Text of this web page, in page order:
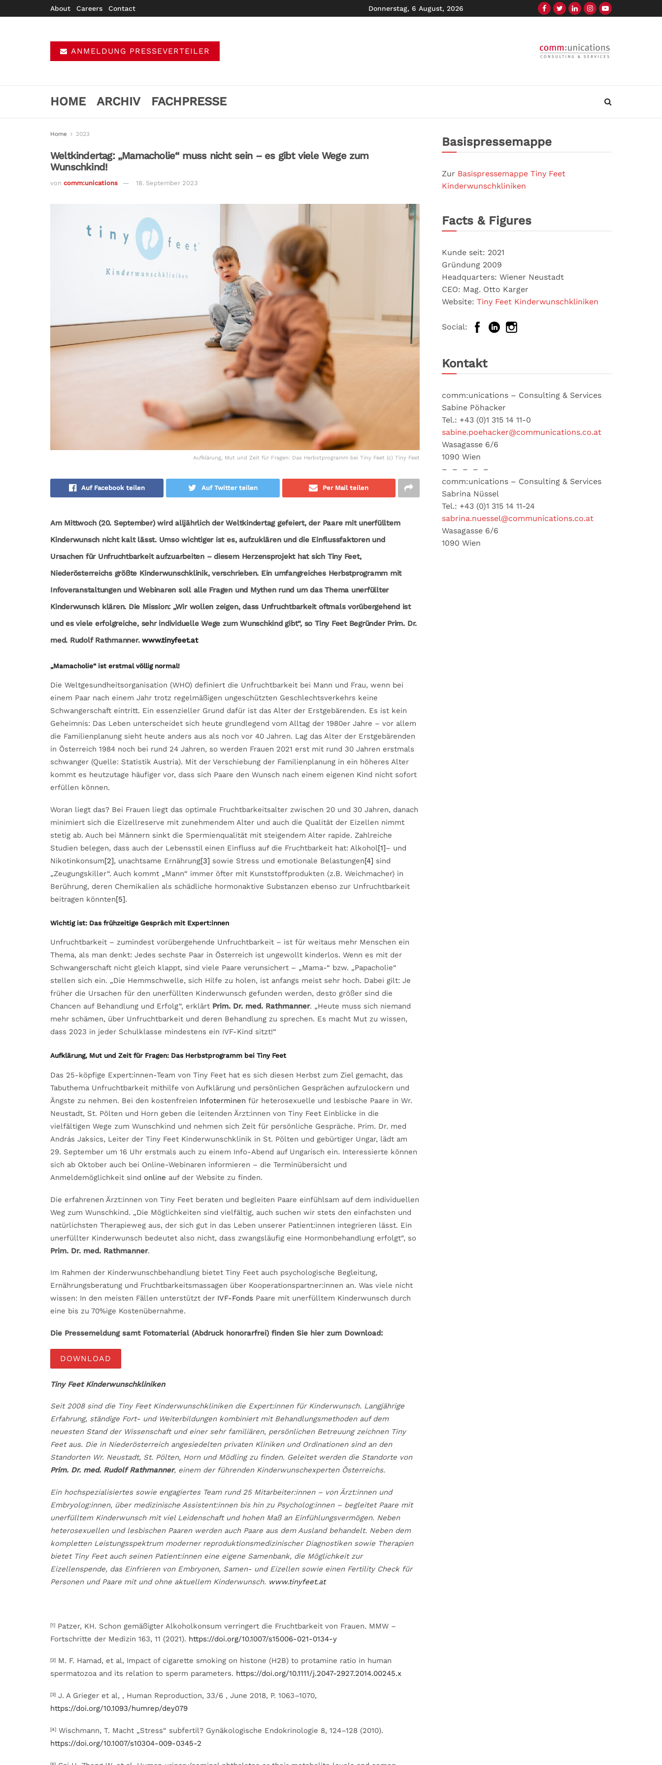
About Careers Contact Donnerstag, 6 August, 2026
ANMELDUNG PRESSEVERTEILER
HOME ARCHIV FACHPRESSE
Home 2023
Weltkindertag: „Mamacholie“ muss nicht sein – es gibt viele Wege zum
Wunschkind!
von comm:unications 18. September 2023
Aufklärung, Mut und Zeit für Fragen: Das Herbstprogramm bei Tiny Feet (c) Tiny Feet
Auf Facebook teilen Auf Twitter teilen Per Mail teilen
Am Mittwoch (20. September) wird alljährlich der Weltkindertag gefeiert, der Paare mit unerfülltem
Kinderwunsch nicht kalt lässt. Umso wichtiger ist es, aufzuklären und die Einflussfaktoren und
Ursachen für Unfruchtbarkeit aufzuarbeiten – diesem Herzensprojekt hat sich Tiny Feet,
Niederösterreichs größte Kinderwunschklinik, verschrieben. Ein umfangreiches Herbstprogramm mit
Infoveranstaltungen und Webinaren soll alle Fragen und Mythen rund um das Thema unerfüllter
Kinderwunsch klären. Die Mission: „Wir wollen zeigen, dass Unfruchtbarkeit oftmals vorübergehend ist
und es viele erfolgreiche, sehr individuelle Wege zum Wunschkind gibt“, so Tiny Feet Begründer Prim. Dr.
med. Rudolf Rathmanner.www.tinyfeet.at
„Mamacholie“ ist erstmal völlig normal!
Die Weltgesundheitsorganisation (WHO) definiert die Unfruchtbarkeit bei Mann und Frau, wenn bei
einem Paar nach einem Jahr trotz regelmäßigen ungeschützten Geschlechtsverkehrs keine
Schwangerschaft eintritt. Ein essenzieller Grund dafür ist das Alter der Erstgebärenden. Es ist kein
Geheimnis: Das Leben unterscheidet sich heute grundlegend vom Alltag der 1980er Jahre – vor allem
die Familienplanung sieht heute anders aus als noch vor 40 Jahren. Lag das Alter der Erstgebärenden
in Österreich 1984 noch bei rund 24 Jahren, so werden Frauen 2021 erst mit rund 30 Jahren erstmals
schwanger (Quelle: Statistik Austria). Mit der Verschiebung der Familienplanung in ein höheres Alter
kommt es heutzutage häufiger vor, dass sich Paare den Wunsch nach einem eigenen Kind nicht sofort
erfüllen können.
Woran liegt das? Bei Frauen liegt das optimale Fruchtbarkeitsalter zwischen 20 und 30 Jahren, danach
minimiert sich die Eizellreserve mit zunehmendem Alter und auch die Qualität der Eizellen nimmt
stetig ab. Auch bei Männern sinkt die Spermienqualität mit steigendem Alter rapide. Zahlreiche
Studien belegen, dass auch der Lebensstil einen Einfluss auf die Fruchtbarkeit hat: Alkohol[1]– und
Nikotinkonsum[2], unachtsame Ernährung[3] sowie Stress und emotionale Belastungen[4] sind
„Zeugungskiller“. Auch kommt „Mann“ immer öfter mit Kunststoffprodukten (z.B. Weichmacher) in
Berührung, deren Chemikalien als schädliche hormonaktive Substanzen ebenso zur Unfruchtbarkeit
beitragen könnten[5].
Wichtig ist: Das frühzeitige Gespräch mit Expert:innen
Unfruchtbarkeit – zumindest vorübergehende Unfruchtbarkeit – ist für weitaus mehr Menschen ein
Thema, als man denkt: Jedes sechste Paar in Österreich ist ungewollt kinderlos. Wenn es mit der
Schwangerschaft nicht gleich klappt, sind viele Paare verunsichert – „Mama-“ bzw. „Papacholie“
stellen sich ein. „Die Hemmschwelle, sich Hilfe zu holen, ist anfangs meist sehr hoch. Dabei gilt: Je
früher die Ursachen für den unerfüllten Kinderwunsch gefunden werden, desto größer sind die
Chancen auf Behandlung und Erfolg“, erklärt Prim. Dr. med. Rathmanner. „Heute muss sich niemand
mehr schämen, über Unfruchtbarkeit und deren Behandlung zu sprechen. Es macht Mut zu wissen,
dass 2023 in jeder Schulklasse mindestens ein IVF-Kind sitzt!“
Aufklärung, Mut und Zeit für Fragen: Das Herbstprogramm bei Tiny Feet
Das 25-köpfige Expert:innen-Team von Tiny Feet hat es sich diesen Herbst zum Ziel gemacht, das
Tabuthema Unfruchtbarkeit mithilfe von Aufklärung und persönlichen Gesprächen aufzulockern und
Ängste zu nehmen. Bei den kostenfreien Infoterminen für heterosexuelle und lesbische Paare in Wr.
Neustadt, St. Pölten und Horn geben die leitenden Ärzt:innen von Tiny Feet Einblicke in die
vielfältigen Wege zum Wunschkind und nehmen sich Zeit für persönliche Gespräche. Prim. Dr. med
András Jaksics, Leiter der Tiny Feet Kinderwunschklinik in St. Pölten und gebürtiger Ungar, lädt am
29. September um 16 Uhr erstmals auch zu einem Info-Abend auf Ungarisch ein. Interessierte können
sich ab Oktober auch bei Online-Webinaren informieren – die Terminübersicht und
Anmeldemöglichkeit sind online auf der Website zu finden.
Die erfahrenen Ärzt:innen von Tiny Feet beraten und begleiten Paare einfühlsam auf dem individuellen
Weg zum Wunschkind. „Die Möglichkeiten sind vielfältig, auch suchen wir stets den einfachsten und
natürlichsten Therapieweg aus, der sich gut in das Leben unserer Patient:innen integrieren lässt. Ein
unerfüllter Kinderwunsch bedeutet also nicht, dass zwangsläufig eine Hormonbehandlung erfolgt“, so
Prim. Dr. med. Rathmanner.
Im Rahmen der Kinderwunschbehandlung bietet Tiny Feet auch psychologische Begleitung,
Ernährungsberatung und Fruchtbarkeitsmassagen über Kooperationspartner:innen an. Was viele nicht
wissen: In den meisten Fällen unterstützt der IVF-Fonds Paare mit unerfülltem Kinderwunsch durch
eine bis zu 70%ige Kostenübernahme.
Die Pressemeldung samt Fotomaterial (Abdruck honorarfrei) finden Sie hier zum Download:
DOWNLOAD
Tiny Feet Kinderwunschkliniken
Seit 2008 sind die Tiny Feet Kinderwunschkliniken die Expert:innen für Kinderwunsch. Langjährige
Erfahrung, ständige Fort- und Weiterbildungen kombiniert mit Behandlungsmethoden auf dem
neuesten Stand der Wissenschaft und einer sehr familiären, persönlichen Betreuung zeichnen Tiny
Feet aus. Die in Niederösterreich angesiedelten privaten Kliniken und Ordinationen sind an den
Standorten Wr. Neustadt, St. Pölten, Horn und Mödling zu finden. Geleitet werden die Standorte von
Prim. Dr. med. Rudolf Rathmanner, einem der führenden Kinderwunschexperten Österreichs.
Ein hochspezialisiertes sowie engagiertes Team rund 25 Mitarbeiter:innen – von Ärzt:innen und
Embryolog:innen, über medizinische Assistent:innen bis hin zu Psycholog:innen – begleitet Paare mit
unerfülltem Kinderwunsch mit viel Leidenschaft und hohen Maß an Einfühlungsvermögen. Neben
heterosexuellen und lesbischen Paaren werden auch Paare aus dem Ausland behandelt. Neben dem
kompletten Leistungsspektrum moderner reproduktionsmedizinischer Diagnostiken sowie Therapien
bietet Tiny Feet auch seinen Patient:innen eine eigene Samenbank, die Möglichkeit zur
Eizellenspende, das Einfrieren von Embryonen, Samen- und Eizellen sowie einen Fertility Check für
Personen und Paare mit und ohne aktuellem Kinderwunsch. www.tinyfeet.at
[1] Patzer, KH. Schon gemäßigter Alkoholkonsum verringert die Fruchtbarkeit von Frauen. MMW –
Fortschritte der Medizin 163, 11 (2021). https://doi.org/10.1007/s15006-021-0134-y
[2] M. F. Hamad, et al, Impact of cigarette smoking on histone (H2B) to protamine ratio in human
spermatozoa and its relation to sperm parameters. https://doi.org/10.1111/j.2047-2927.2014.00245.x
[3] J. A Grieger et al, , Human Reproduction, 33/6 , June 2018, P. 1063–1070,
https://doi.org/10.1093/humrep/dey079
[4] Wischmann, T. Macht „Stress“ subfertil? Gynäkologische Endokrinologie 8, 124–128 (2010).
https://doi.org/10.1007/s10304-009-0345-2
Basispressemappe
Zur Basispressemappe Tiny Feet
Kinderwunschkliniken
Facts & Figures
Kunde seit: 2021
Gründung 2009
Headquarters: Wiener Neustadt
CEO: Mag. Otto Karger
Website: Tiny Feet Kinderwunschkliniken
Social:
Kontakt
comm:unications – Consulting & Services
Sabine Pöhacker
Tel.: +43 (0)1 315 14 11-0
sabine.poehacker@communications.co.at
Wasagasse 6/6
1090 Wien
– – – – –
comm:unications – Consulting & Services
Sabrina Nüssel
Tel.: +43 (0)1 315 14 11-24
sabrina.nuessel@communications.co.at
Wasagasse 6/6
1090 Wien